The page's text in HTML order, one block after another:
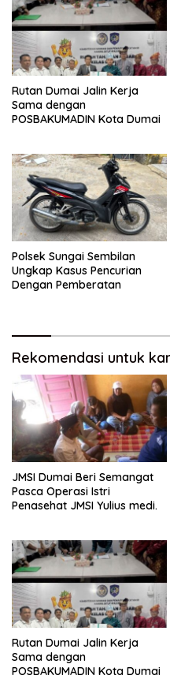
Rutan Dumai Jalin Kerja
Sama dengan
POSBAKUMADIN Kota Dumai
Polsek Sungai Sembilan
Ungkap Kasus Pencurian
Dengan Pemberatan
Rekomendasi untuk
JMSI Dumai Beri Semangat
Pasca Operasi Istri
Penasehat JMSI Yulius medi.
Rutan Dumai Jalin Kerja
Sama dengan
POSBAKUMADIN Kota Dumai